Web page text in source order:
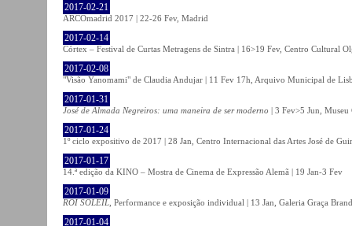
2017-02-21
ARCOmadrid 2017 | 22-26 Fev, Madrid
2017-02-14
Córtex – Festival de Curtas Metragens de Sintra | 16>19 Fev, Centro Cultural
2017-02-08
"Visão Yanomami" de Claudia Andujar | 11 Fev 17h, Arquivo Municipal de
2017-01-31
José de Almada Negreiros: uma maneira de ser moderno | 3 Fev>5 Jun,
2017-01-24
1º ciclo expositivo de 2017 | 28 Jan, Centro Internacional das Artes José de
2017-01-17
14.ª edição da KINO – Mostra de Cinema de Expressão Alemã | 19 Jan-3 Fev
2017-01-09
ROI SOLEIL , Performance e exposição individual | 13 Jan, Galeria Graça
2017-01-04